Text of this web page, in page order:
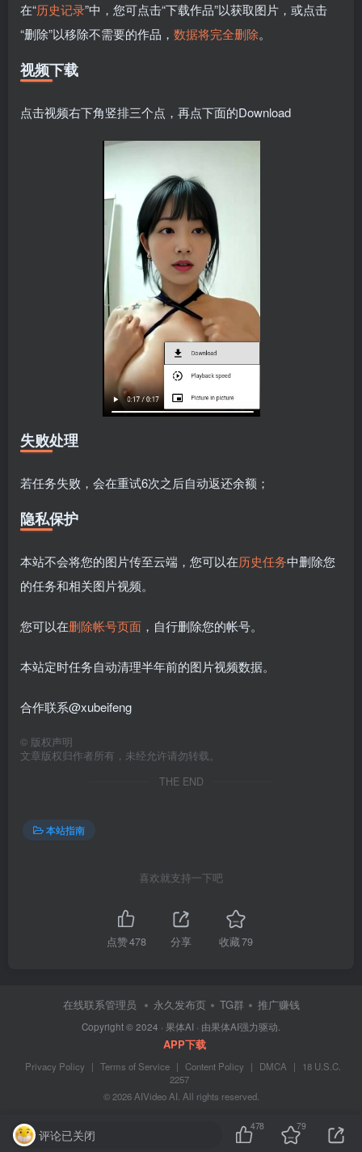
在“历史记录”中，您可点击“下载作品”以获取图片，或点击
“删除”以移除不需要的作品， 数据将完全删除。
视频下载
点击视频右下角竖排三个点，再点下面的Download
失败处理
若任务失败，会在重试6次之后自动返还余额；
隐私保护
本站不会将您的图片传至云端，您可以在历史任务中删除您
的任务和相关图片视频。
您可以在删除帐号页面 ，自行删除您的帐号。
本站定时任务自动清理半年前的图片视频数据。
合作联系@xubeifeng
© 版权声明
文章版权归作者所有，未经允许请勿转载。
THE END
本站指南
喜欢就支持一下吧
点赞478 分享 收藏79
在线联系管理员 永久发布页 TG群 推广赚钱
Copyright © 2024 · 果体AI · 由果体AI强力驱动.
APP下载
Privacy Policy | Terms of Service | Content Policy | DMCA |
18 U.S.C.
2257
© 2026 AIVideo AI. All rights reserved.
评论已关闭
478 79